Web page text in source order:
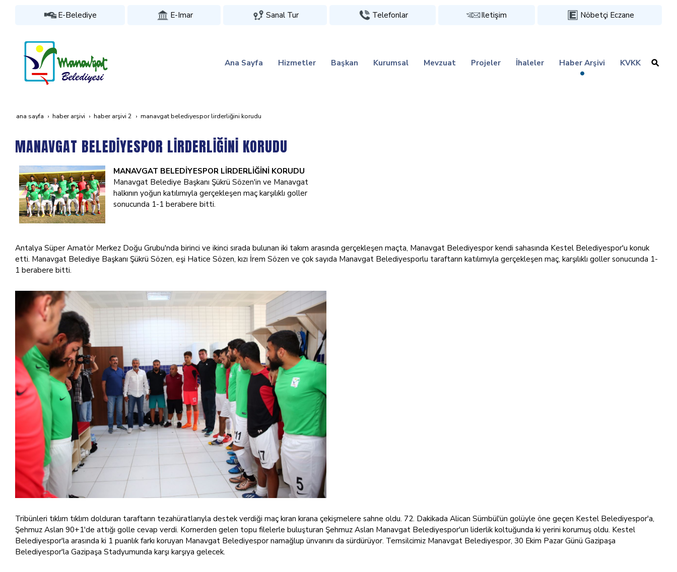
E-Belediye E-Imar Sanal Tur Telefonlar Iletişim Nöbetçi Eczane
Ana Sayfa Hizmetler Başkan Kurumsal Mevzuat Projeler İhaleler Haber Arşivi KVKK
ana sayfa haber arşivi haber arşivi 2 manavgat beledi̇yespor li̇rderli̇ği̇ni̇ korudu
MANAVGAT BELEDİYESPOR LİRDERLİĞİNİ KORUDU
MANAVGAT BELEDİYESPOR LİRDERLİĞİNİ KORUDU
Manavgat Belediye Başkanı Şükrü Sözen'in ve Manavgat
halkının yoğun katılımıyla gerçekleşen maç karşılıklı goller
sonucunda 1-1 berabere bitti.
Antalya Süper Amatör Merkez Doğu Grubu'nda birinci ve ikinci sırada bulunan iki takım arasında gerçekleşen maçta, Manavgat Belediyespor kendi sahasında Kestel Belediyespor'u konuk
etti. Manavgat Belediye Başkanı Şükrü Sözen, eşi Hatice Sözen, kızı İrem Sözen ve çok sayıda Manavgat Belediyesporlu taraftarın katılımıyla gerçekleşen maç, karşılıklı goller sonucunda 1-
1 berabere bitti.
Tribünleri tıklım tıklım dolduran taraftarın tezahüratlarıyla destek verdiği maç kıran kırana çekişmelere sahne oldu. 72. Dakikada Alican Sümbül'ün golüyle öne geçen Kestel Belediyespor'a,
Şehmuz Aslan 90+1'de attığı golle cevap verdi. Kornerden gelen topu filelerle buluşturan Şehmuz Aslan Manavgat Belediyespor'un liderlik koltuğunda ki yerini korumuş oldu. Kestel
Belediyespor'la arasında ki 1 puanlık farkı koruyan Manavgat Belediyespor namağlup ünvanını da sürdürüyor. Temsilcimiz Manavgat Belediyespor, 30 Ekim Pazar Günü Gazipaşa
Belediyespor'la Gazipaşa Stadyumunda karşı karşıya gelecek.